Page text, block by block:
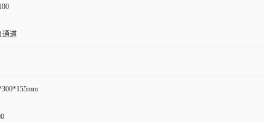
通道